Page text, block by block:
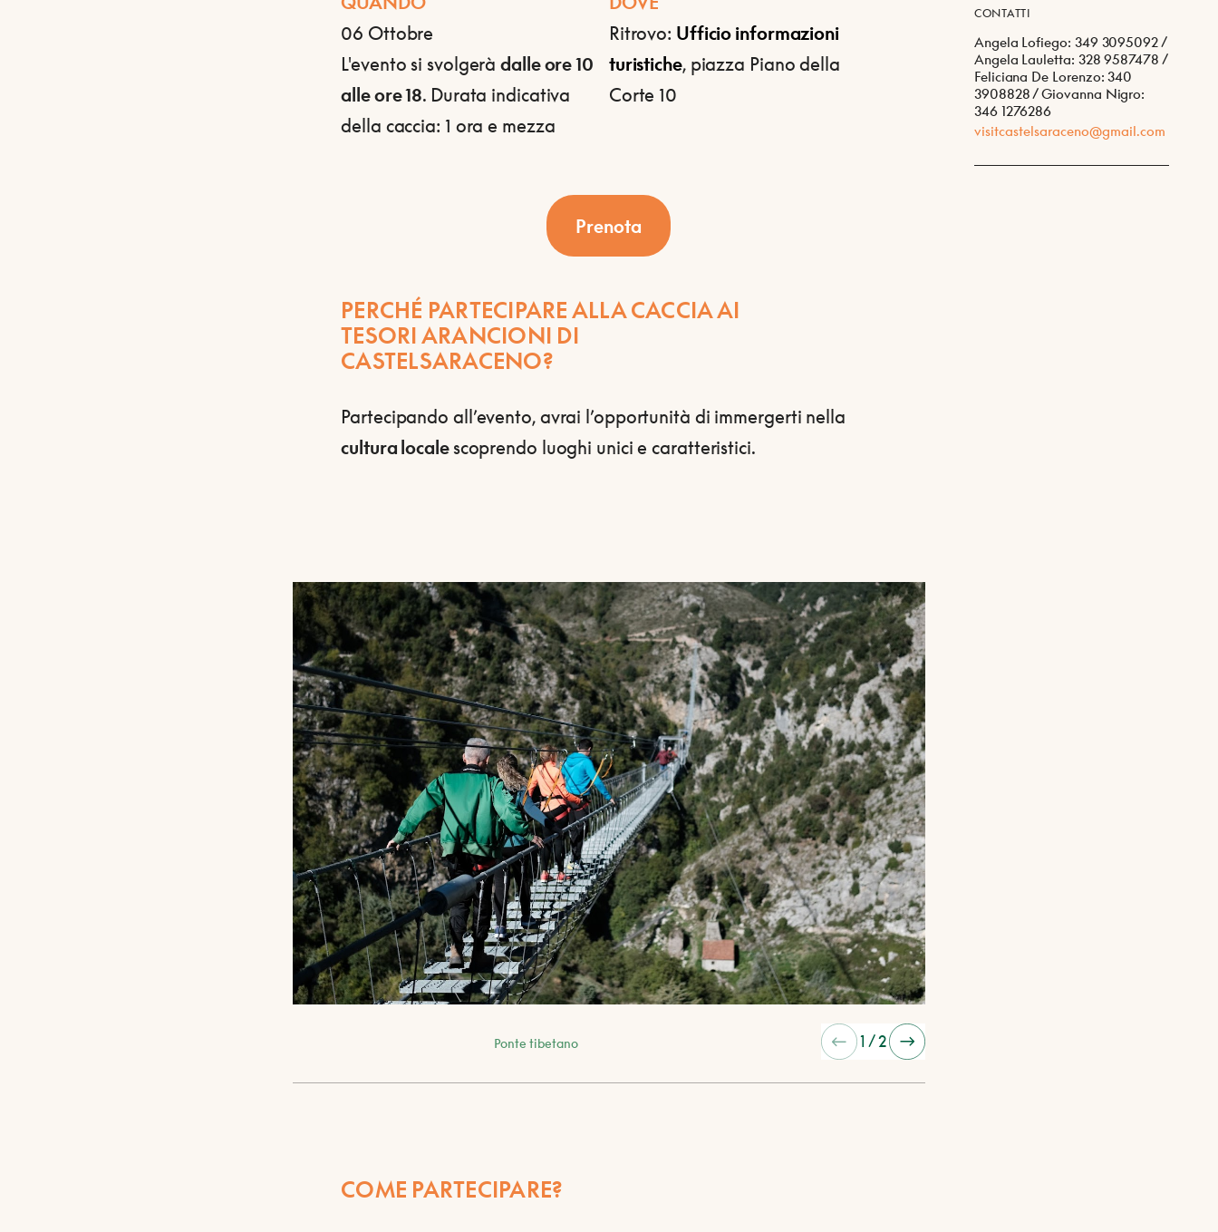
06 Ottobre
L'evento si svolgeràdalle ore 10
alle ore 18. Durata indicativa
della caccia: 1 ora e mezza
Ritrovo: Ufficio informazioni
turistiche, piazza Piano della
Corte 10
Prenota
PERCHÉ PARTECIPARE ALLA CACCIA AI
TESORI ARANCIONI DI
CASTELSARACENO?
Partecipando all’evento, avrai l’opportunità di immergerti nella
cultura localescoprendo luoghi unici e caratteristici.
Ponte tibetano
Immagine precedente
1 /2
Immagine successiva
COME PARTECIPARE?
CONTATTI
Angela Lofiego: 349 3095092 /
Angela Lauletta: 328 9587478 /
Feliciana De Lorenzo: 340
3908828 / Giovanna Nigro:
346 1276286
visitcastelsaraceno@gmail.com